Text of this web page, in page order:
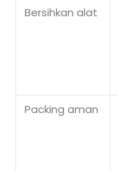
Bersihkan alat
Packing aman